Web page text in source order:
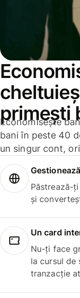
primești
Economisește
bani în peste 40
un singur cont,
Păstrează-
și
Un card
Nu-ți face
la cursul de
tranzacție